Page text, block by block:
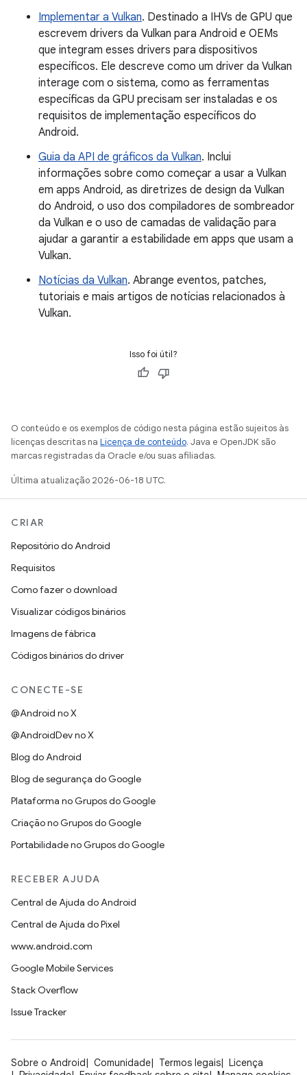
Implementar a Vulkan. Destinado a IHVs de GPU que
escrevem drivers da Vulkan para Android e OEMs
que integram esses drivers para dispositivos
específicos. Ele descreve como um driver da Vulkan
interage com o sistema, como as ferramentas
específicas da GPU precisam ser instaladas e os
requisitos de implementação específicos do
Android.
Guia da API de gráficos da Vulkan. Inclui
informações sobre como começar a usar a Vulkan
em apps Android, as diretrizes de design da Vulkan
do Android, o uso dos compiladores de sombreador
da Vulkan e o uso de camadas de validação para
ajudar a garantir a estabilidade em apps que usam a
Vulkan.
Notícias da Vulkan. Abrange eventos, patches,
tutoriais e mais artigos de notícias relacionados à
Vulkan.
Isso foi útil?
O conteúdo e os exemplos de código nesta página estão sujeitos às
licenças descritas na Licença de conteúdo. Java e OpenJDK são
marcas registradas da Oracle e/ou suas afiliadas.
Última atualização 2026-06-18 UTC.
CRIAR
Repositório do Android
Requisitos
Como fazer o download
Visualizar códigos binários
Imagens de fábrica
Códigos binários do driver
CONECTE-SE
@Android no X
@AndroidDev no X
Blog do Android
Blog de segurança do Google
Plataforma no Grupos do Google
Criação no Grupos do Google
Portabilidade no Grupos do Google
RECEBER AJUDA
Central de Ajuda do Android
Central de Ajuda do Pixel
www.android.com
Google Mobile Services
Stack Overflow
Issue Tracker
Sobre o Android Comunidade Termos legais
Licença